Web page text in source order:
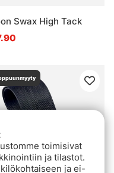
Swax High Tack
toimisivat
ja tilastot.
ja ei-